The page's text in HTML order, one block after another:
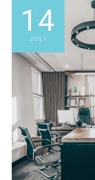
14
JULI